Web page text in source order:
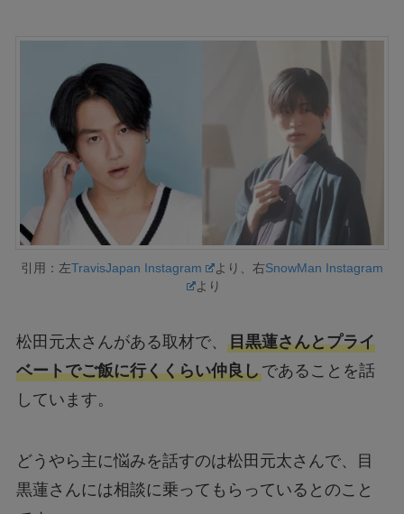
引用：左TravisJapan Instagram より、右SnowMan Instagram
より
松田元太さんがある取材で、 目黒蓮さんとプライ
ベートでご飯に行くくらい仲良しであることを話
しています。
どうやら主に悩みを話すのは松田元太さんで、目
黒蓮さんには相談に乗ってもらっているとのこと